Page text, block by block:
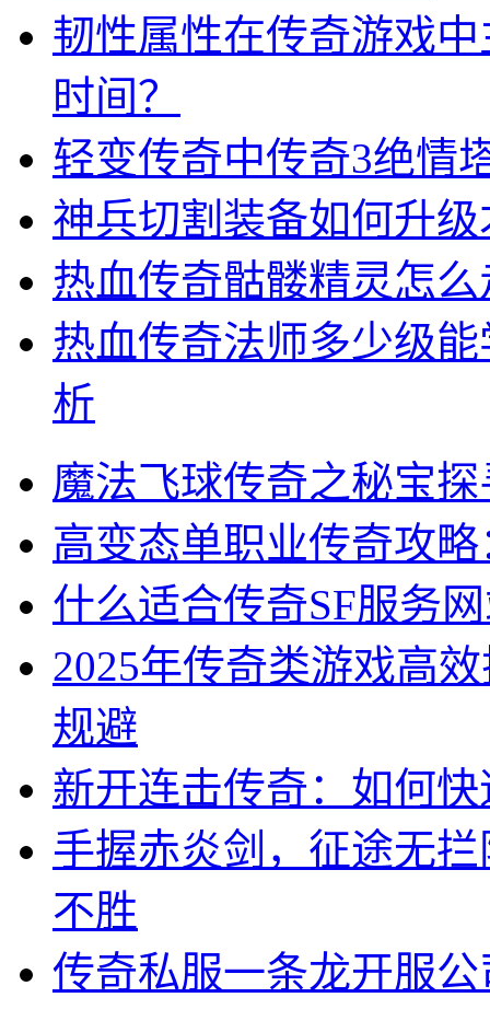
韧性属性在传奇游戏
时间？
轻变传奇中传奇3绝情
神兵切割装备如何升
热血传奇骷髅精灵怎
热血传奇法师多少级
析
魔法飞球传奇之秘宝
高变态单职业传奇攻
什么适合传奇SF服务
2025年传奇类游戏高
规避
新开连击传奇：如何
手握赤炎剑，征途无
不胜
传奇私服一条龙开服